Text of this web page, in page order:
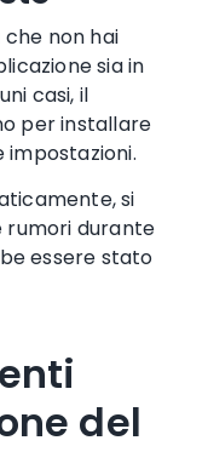
non hai
sia in
casi, il
per installare
si
rumori durante
essere stato
del